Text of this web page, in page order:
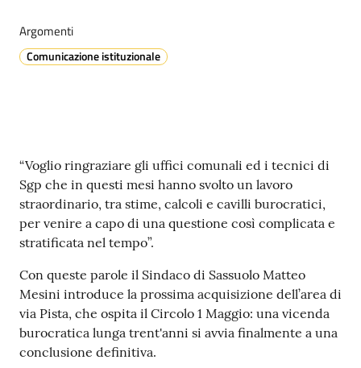
e
o
t
S
a
s
s
o
l
o
Argomenti
Comunicazione istituzionale
Contenuto
“Voglio ringraziare gli uffici comunali ed i tecnici di
Sgp che in questi mesi hanno svolto un lavoro
straordinario, tra stime, calcoli e cavilli burocratici,
per venire a capo di una questione così complicata e
stratificata nel tempo”.
Con queste parole il Sindaco di Sassuolo Matteo
Mesini introduce la prossima acquisizione dell’area di
via Pista, che ospita il Circolo 1 Maggio: una vicenda
burocratica lunga trent'anni si avvia finalmente a una
conclusione definitiva.